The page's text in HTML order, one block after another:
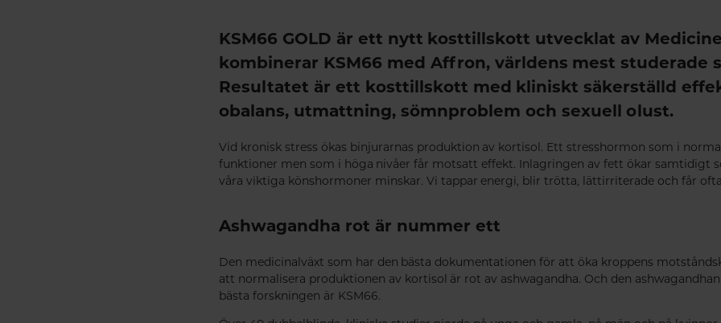
KSM66 GOLD är ett nytt kosttillskott utvecklat av
kombinerar KSM66 med Affron, världens mest studerade
Resultatet är ett kosttillskott med kliniskt säkerställd
obalans, utmattning, sömnproblem och sexuell olust.
Vid kronisk stress ökas binjurarnas produktion av kortisol. Ett stresshormon som i
funktioner men som i höga nivåer får motsatt effekt. Inlagringen av fett ökar samtidigt
våra viktiga könshormoner minskar. Vi tappar energi, blir trötta, lättirriterade och får
Ashwagandha rot är nummer ett
Den medicinalväxt som har den bästa dokumentationen för att öka kroppens
att normalisera produktionen av kortisol är rot av ashwagandha. Och den
bästa forskningen är KSM66.